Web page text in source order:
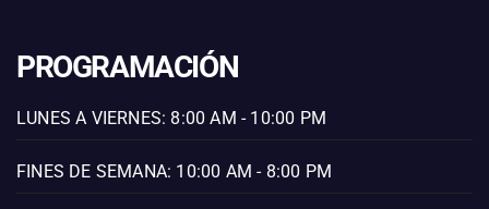
PROGRAMACIÓN
LUNES A VIERNES: 8:00 AM - 10:00 PM
FINES DE SEMANA: 10:00 AM - 8:00 PM